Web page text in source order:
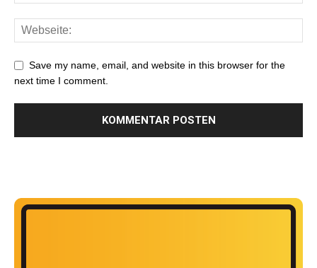
Save my name, email, and website in this browser for the
next time I comment.